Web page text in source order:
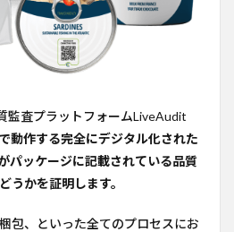
監査プラットフォームLiveAudit
動作する完全にデジタル化された
パッケージに記載されている品質
うかを証明します。
包、といった全てのプロセスにお